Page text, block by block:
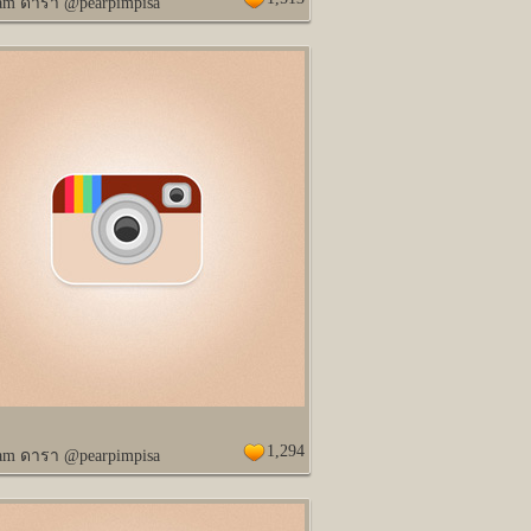
ดารา @pearpimpisa 1,294